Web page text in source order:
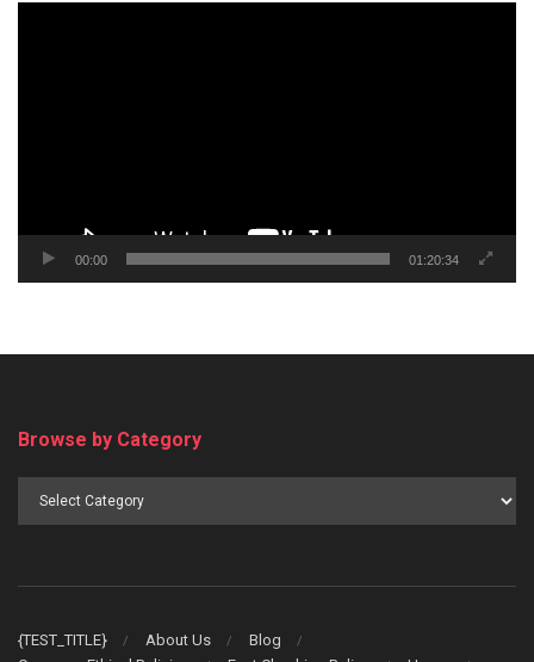
00:00 01:20:34
Browse by Category
{TEST_TITLE} About Us
Blog